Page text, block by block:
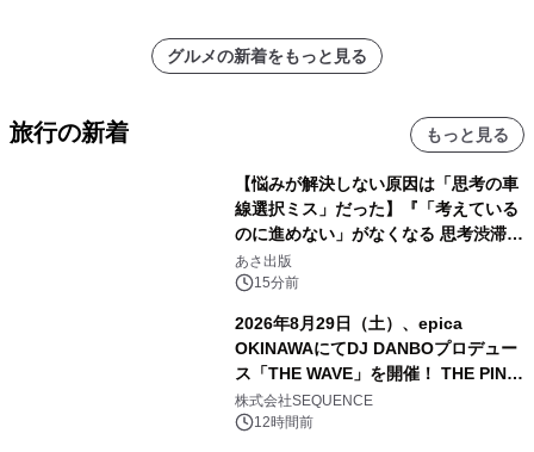
グルメの新着をもっと見る
旅行の新着 もっと見る
【悩みが解決しない原因は「思考の車
線選択ミス」だった】『「考えている
のに進めない」がなくなる 思考渋滞か
ら抜け出す方法』2026年8月25日
（火）発売
あさ出版
15分前
2026年8月29日（土）、epica
OKINAWAにてDJ DANBOプロデュー
ス「THE WAVE」を開催！ THE PINK
TOKYO所属のPINK DANCERS4名が
出演決定
株式会社SEQUENCE
12時間前